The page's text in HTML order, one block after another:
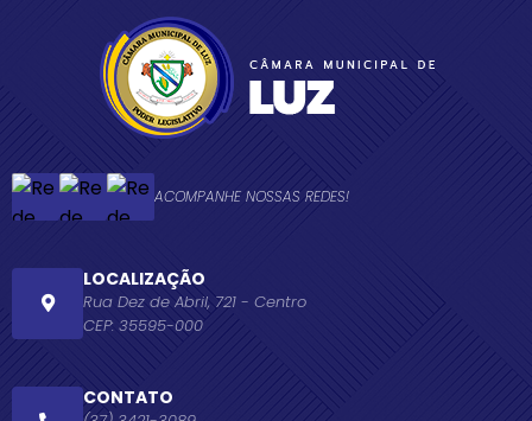
ACOMPANHE NOSSAS REDES!
LOCALIZAÇÃO
Rua Dez de Abril, 721 - Centro
CEP: 35595-000
CONTATO